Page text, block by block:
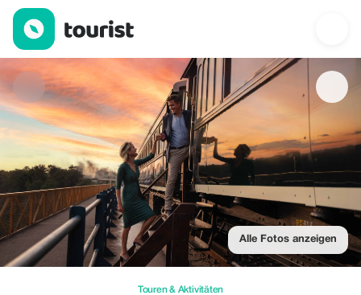
Alwa Africa — Touren & Aktivitäten | Up to 35% off | Tourist
Alle Fotos anzeigen
Touren & Aktivitäten